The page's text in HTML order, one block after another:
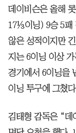
데이비슨은 올해
17⅓이닝) 9승 5패
않은 성적이지만
지는 6이닝 이상
경기에서 6이닝을
이닝 투구에 그쳤
김태형 감독은 “데